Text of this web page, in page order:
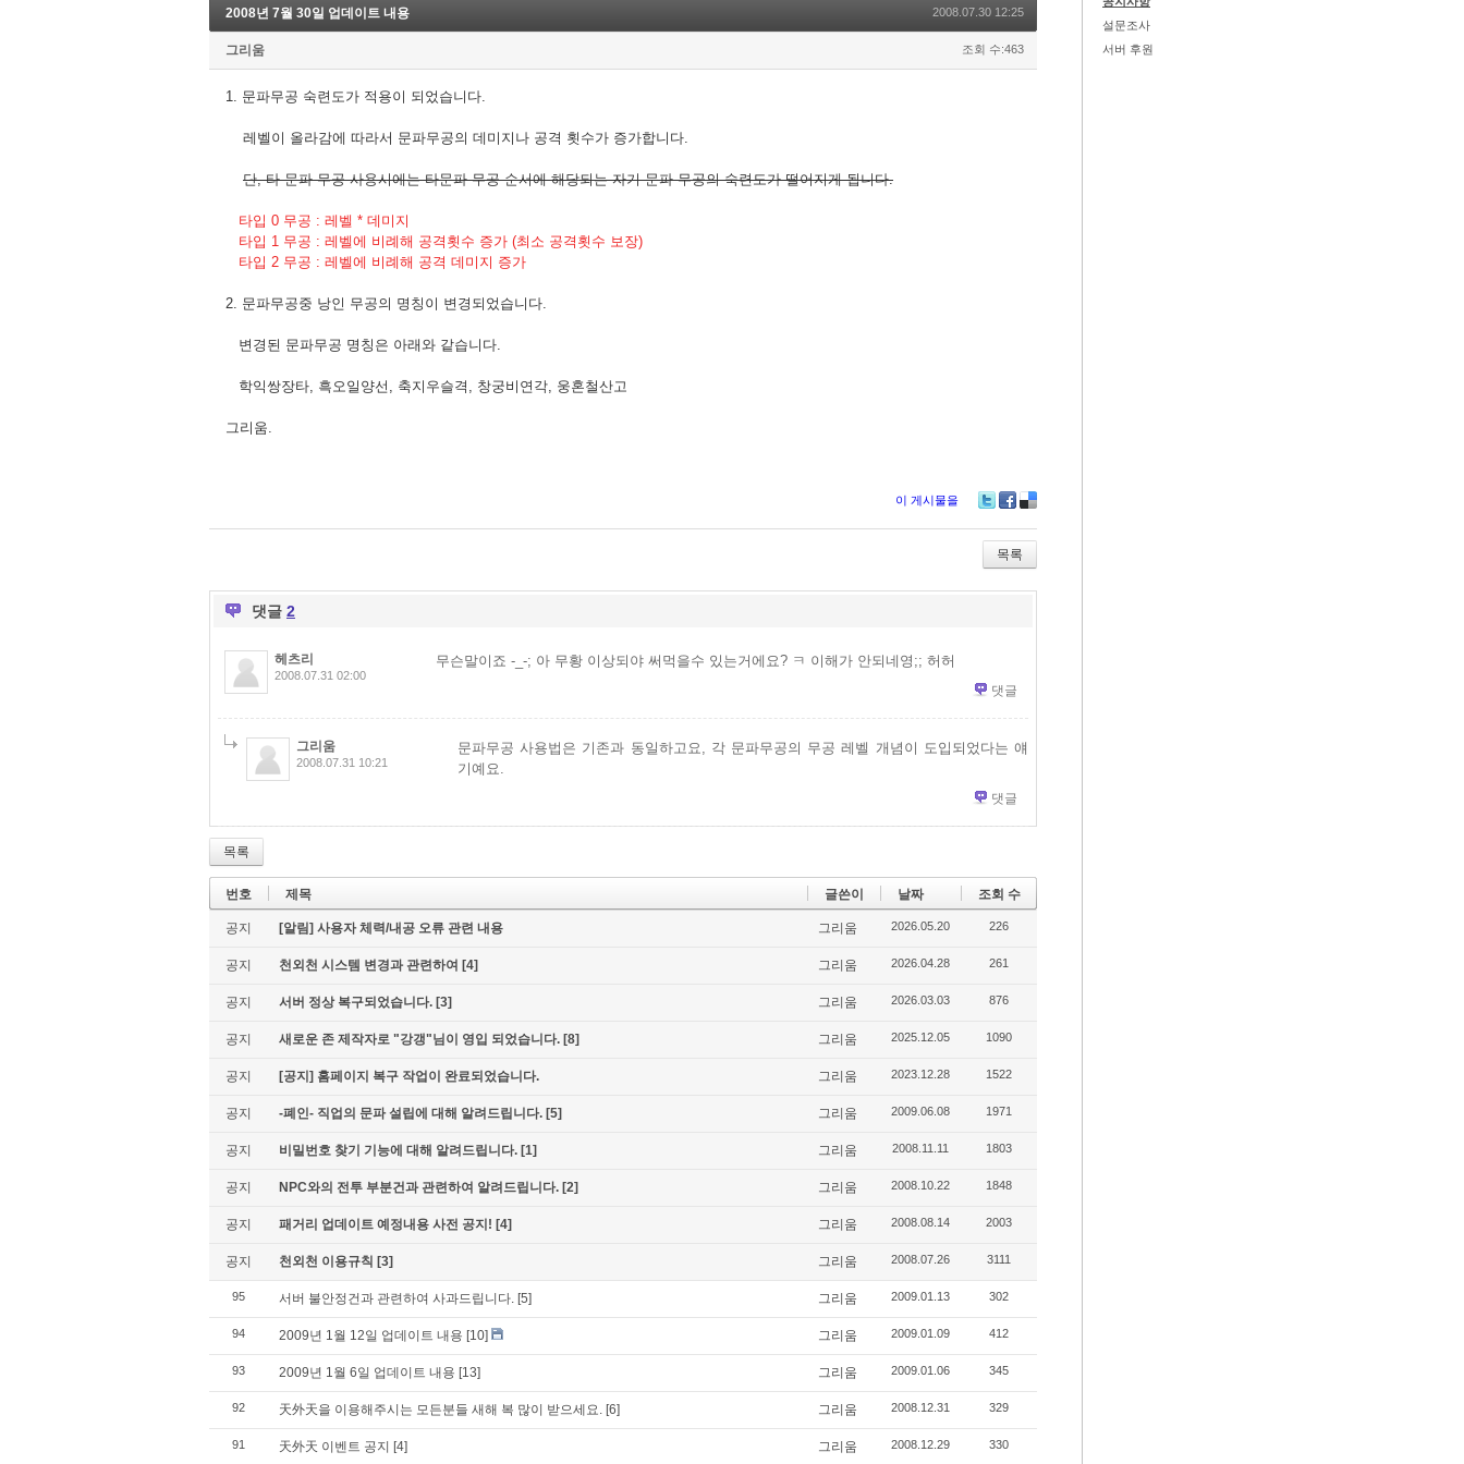
2008년 7월 30일 업데이트 내용 2008.07.30 12:25
그리움 조회 수:463
1. 문파무공 숙련도가 적용이 되었습니다.
레벨이 올라감에 따라서 문파무공의 데미지나 공격 횟수가 증가합니다.
단, 타 문파 무공 사용시에는 타문파 무공 순서에 해당되는 자기 문파 무공의 숙련도가 떨어지게 됩니다.
타입 0 무공 : 레벨 * 데미지
타입 1 무공 : 레벨에 비례해 공격횟수 증가 (최소 공격횟수 보장)
타입 2 무공 : 레벨에 비례해 공격 데미지 증가
2. 문파무공중 낭인 무공의 명칭이 변경되었습니다.
변경된 문파무공 명칭은 아래와 같습니다.
학익쌍장타, 흑오일양선, 축지우슬격, 창궁비연각, 웅혼철산고
그리움.
이 게시물을
bo
ok
ou
s
목록
댓글 2
헤츠리
2008.07.31 02:00
무슨말이죠 -_-; 아 무황 이상되야 써먹을수 있는거에요? ㅋ 이해가 안되네영;; 허허
댓글
그리움
2008.07.31 10:21
문파무공 사용법은 기존과 동일하고요, 각 문파무공의 무공 레벨 개념이 도입되었다는 얘
기예요.
댓글
목록
번호 제목 글쓴이 날짜 조회 수
공지 [알림] 사용자 체력/내공 오류 관련 내용 그리움 2026.05.20 226
공지 천외천 시스템 변경과 관련하여 [4] 그리움 2026.04.28 261
공지 서버 정상 복구되었습니다. [3] 그리움 2026.03.03 876
공지 새로운 존 제작자로 "강갱"님이 영입 되었습니다. [8] 그리움 2025.12.05 1090
공지 [공지] 홈페이지 복구 작업이 완료되었습니다. 그리움 2023.12.28 1522
공지 -폐인- 직업의 문파 설립에 대해 알려드립니다. [5] 그리움 2009.06.08 1971
공지 비밀번호 찾기 기능에 대해 알려드립니다. [1] 그리움 2008.11.11 1803
공지 NPC와의 전투 부분건과 관련하여 알려드립니다. [2] 그리움 2008.10.22 1848
공지 패거리 업데이트 예정내용 사전 공지! [4] 그리움 2008.08.14 2003
공지 천외천 이용규칙 [3] 그리움 2008.07.26 3111
95 서버 불안정건과 관련하여 사과드립니다. [5] 그리움 2009.01.13 302
94 2009년 1월 12일 업데이트 내용 [10] 그리움 2009.01.09 412
93 2009년 1월 6일 업데이트 내용 [13] 그리움 2009.01.06 345
92 天外天을 이용해주시는 모든분들 새해 복 많이 받으세요. [6] 그리움 2008.12.31 329
91 天外天 이벤트 공지 [4] 그리움 2008.12.29 330
설문조사
서버 후원